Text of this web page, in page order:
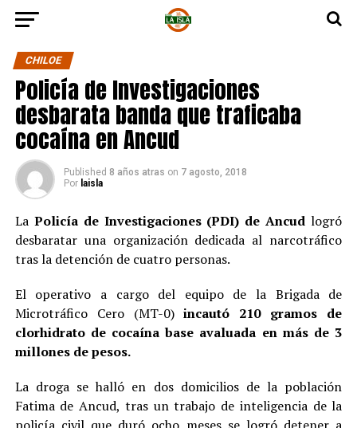
CHILOE
Policía de Investigaciones
desbarata banda que traficaba
cocaína en Ancud
Published 8 años atras on 7 agosto, 2018
Por laisla
La Policía de Investigaciones (PDI) de Ancudlogró
desbaratar una organización dedicada al narcotráfico
tras la detención de cuatro personas.
El operativo a cargo del equipo de la Brigada de
Microtráfico Cero (MT-0)incautó 210 gramos de
clorhidrato de cocaína base avaluada en más de 3
millones de pesos.
La droga se halló en dos domicilios de la población
Fatima de Ancud, tras un trabajo de inteligencia de la